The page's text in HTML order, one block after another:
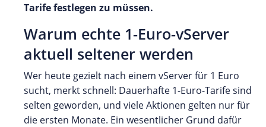
Tarife festlegen zu müssen.
Warum echte 1-Euro-vServer
aktuell seltener werden
Wer heute gezielt nach einem vServer für 1 Euro
sucht, merkt schnell: Dauerhafte 1-Euro-Tarife sind
selten geworden, und viele Aktionen gelten nur für
die ersten Monate. Ein wesentlicher Grund dafür